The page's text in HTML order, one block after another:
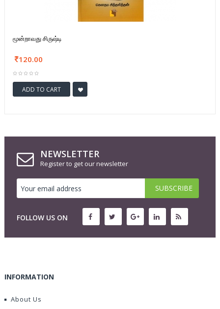
மூன்றாவது சிருஷ்டி
120.00
ADD TO CART
NEWSLETTER
Register to get our newsletter
FOLLOW US ON
INFORMATION
About Us